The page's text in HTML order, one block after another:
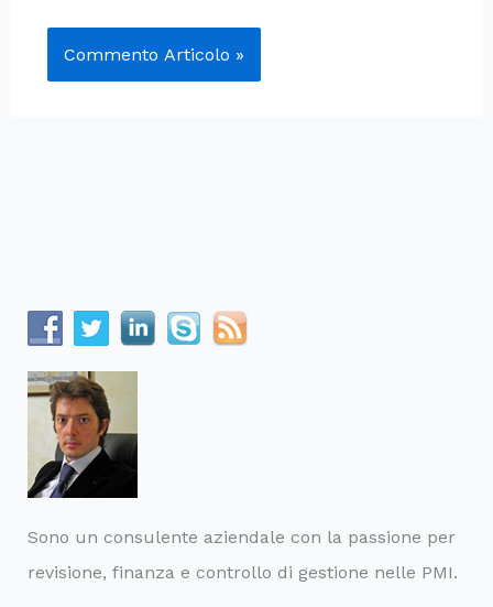
Sono un consulente aziendale con la passione per
revisione, finanza e controllo di gestione nelle PMI.